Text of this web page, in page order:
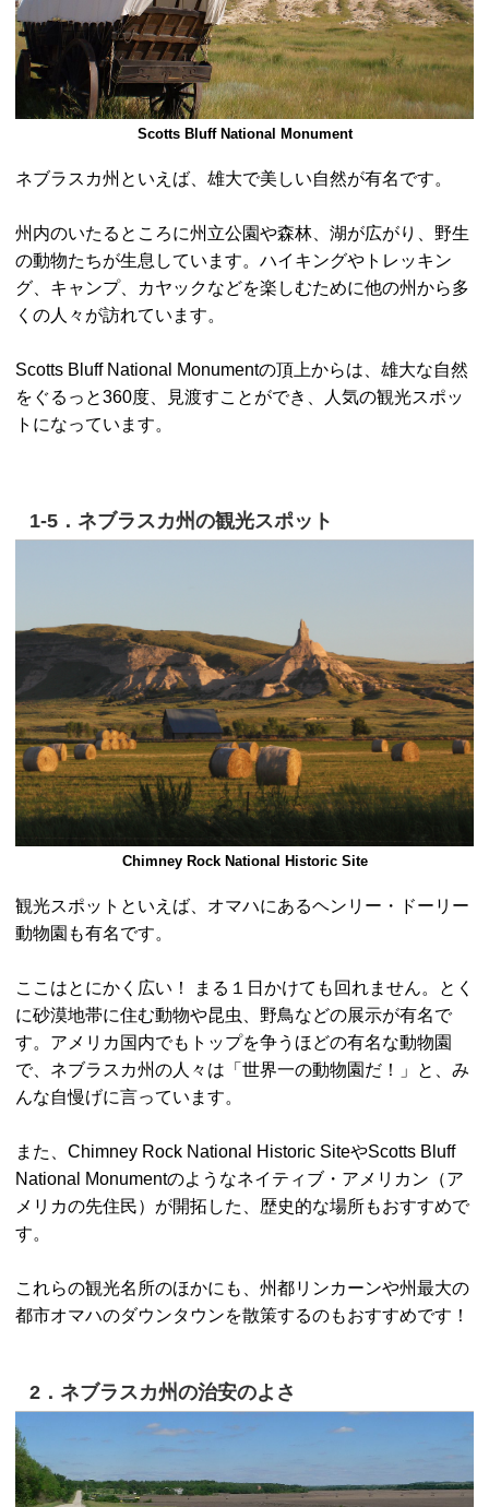
Scotts Bluff National Monument
ネブラスカ州といえば、雄大で美しい自然が有名です。
州内のいたるところに州立公園や森林、湖が広がり、野生
の動物たちが生息しています。ハイキングやトレッキン
グ、キャンプ、カヤックなどを楽しむために他の州から多
くの人々が訪れています。
Scotts Bluff National Monumentの頂上からは、雄大な自然
をぐるっと360度、見渡すことができ、人気の観光スポッ
トになっています。
1-5．ネブラスカ州の観光スポット
Chimney Rock National Historic Site
観光スポットといえば、オマハにあるヘンリー・ドーリー
動物園も有名です。
ここはとにかく広い！ まる１日かけても回れません。とく
に砂漠地帯に住む動物や昆虫、野鳥などの展示が有名で
す。アメリカ国内でもトップを争うほどの有名な動物園
で、ネブラスカ州の人々は「世界一の動物園だ！」と、み
んな自慢げに言っています。
また、Chimney Rock National Historic SiteやScotts Bluff
National Monumentのようなネイティブ・アメリカン（ア
メリカの先住民）が開拓した、歴史的な場所もおすすめで
す。
これらの観光名所のほかにも、州都リンカーンや州最大の
都市オマハのダウンタウンを散策するのもおすすめです！
2．ネブラスカ州の治安のよさ